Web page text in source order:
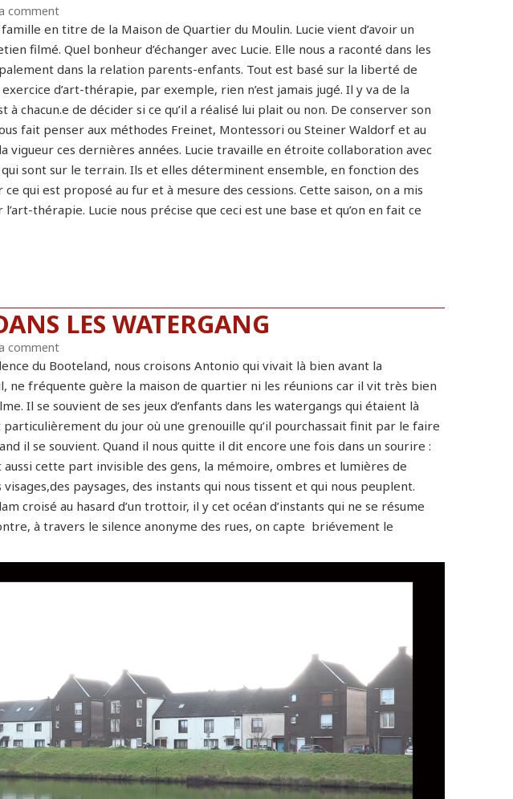
comment
en titre de la Maison de Quartier du Moulin. Lucie vient d’avoir un
filmé. Quel bonheur d’échanger avec Lucie. Elle nous a raconté dans les
dans la relation parents-enfants. Tout est basé sur la liberté de
d’art-thérapie, par exemple, rien n’est jamais jugé. Il y va de la
à chacun.e de décider si ce qu’il a réalisé lui plait ou non. De conserver son
fait penser aux méthodes Freinet, Montessori ou Steiner Waldorf et au
vigueur ces dernières années. Lucie travaille en étroite collaboration avec
sont sur le terrain. Ils et elles déterminent ensemble, en fonction des
qui est proposé au fur et à mesure des cessions. Cette saison, on a mis
thérapie. Lucie nous précise que ceci est une base et qu’on en fait ce
LES WATERGANG
comment
du Booteland, nous croisons Antonio qui vivait là bien avant la
ne fréquente guère la maison de quartier ni les réunions car il vit très bien
Il se souvient de ses jeux d’enfants dans les watergangs qui étaient là
particulièrement du jour où une grenouille qu’il pourchassait finit par le faire
il se souvient. Quand il nous quitte il dit encore une fois dans un sourire :
aussi cette part invisible des gens, la mémoire, ombres et lumières de
paysages, des instants qui nous tissent et qui nous peuplent.
croisé au hasard d’un trottoir, il y cet océan d’instants qui ne se résume
à travers le silence anonyme des rues, on capte briévement le